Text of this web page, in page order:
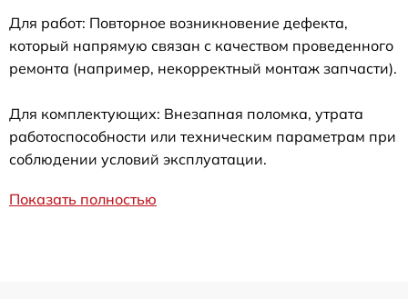
Для работ: Повторное возникновение дефекта,
который напрямую связан с качеством проведенного
ремонта (например, некорректный монтаж запчасти).
Для комплектующих: Внезапная поломка, утрата
работоспособности или техническим параметрам при
соблюдении условий эксплуатации.
Показать полностью